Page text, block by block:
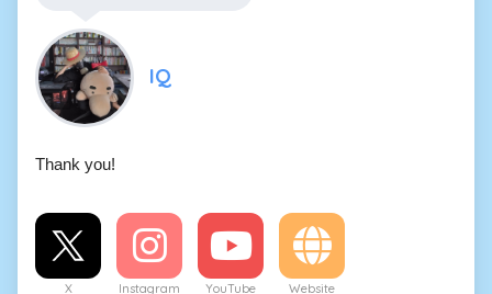
IQ
Thank you!
X Instagram YouTube Website